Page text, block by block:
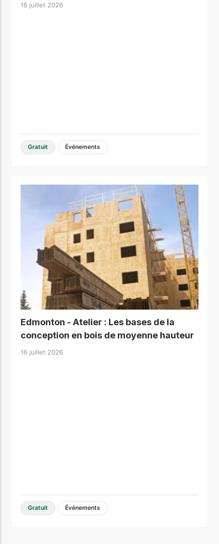
16 juillet 2026
Gratuit Événements
Edmonton - Atelier : Les bases de la
conception en bois de moyenne hauteur
16 juillet 2026
Gratuit Événements